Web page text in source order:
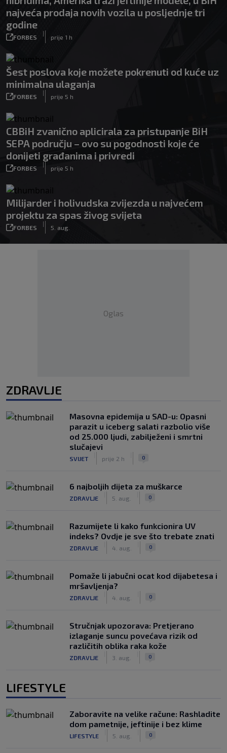
najveća prodaja novih vozila u posljednje tri
godine
FORBES
|
prije 1 h
Šest poslova koje možete pokrenuti od kuće uz
minimalna ulaganja
FORBES
|
prije 5 h
CBBiH zvanično aplicirala za pristupanje BiH
SEPA području – ovo su pogodnosti koje će
donijeti građanima i privredi
FORBES
|
prije 5 h
Milijarder i holivudska zvijezda u najvećem
projektu za spas živog svijeta
FORBES
|
5. aug.
Oglas
ZDRAVLJE
Masovna epidemija u SAD-u: Opasni
parazit u iceberg salati razbolio više
od 25.000 ljudi, zabilježeni i smrtni
slučajevi
SVIJET prije 2 h 0
6 najboljih dijeta za muškarce
ZDRAVLJE 5. aug. 0
Razumijete li kako funkcionira UV
indeks? Ovdje je sve što trebate znati
ZDRAVLJE 4. aug. 0
Pomaže li jabučni ocat kod dijabetesa i
mršavljenja?
ZDRAVLJE 4. aug. 0
Stručnjak upozorava: Pretjerano
izlaganje suncu povećava rizik od
različitih oblika raka kože
ZDRAVLJE 3. aug. 0
LIFESTYLE
Zaboravite na velike račune: Rashladite
dom pametnije, jeftinije i bez klime
LIFESTYLE 5. aug. 0